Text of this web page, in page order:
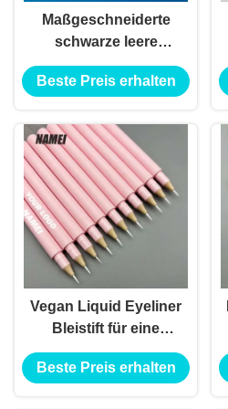
Maßgeschneiderte
schwarze leere
Eyeliner-Stifte
Beste Preis erhalten
Vegan Liquid Eyeliner
Bleistift für eine
einfache Anwendung
ohne Schärfen
Beste Preis erhalten